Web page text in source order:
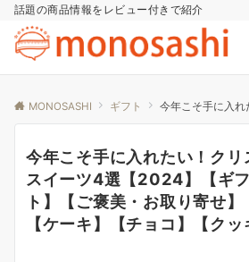
話題の商品情報をレビュー付きで紹介
MONOSASHI ギフト 今年こそ手に入れたい！クリスマスのご褒美スイーツ4選【2024
今年こそ手に入れたい！クリ
スイーツ4選【2024】【ギ
ト】【ご褒美・お取り寄せ】
【ケーキ】【チョコ】【クッ